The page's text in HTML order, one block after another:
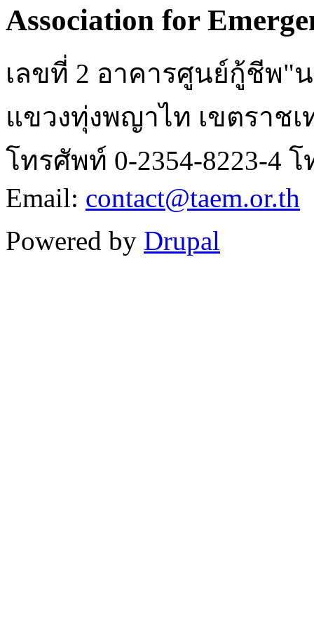
Association for
เลขที่ 2 อาคารศูนย์กู้ชีพ"
แขวงทุ่งพญาไท เขตราชเ
โทรศัพท์ 0-2354-8223-4 โ
Email: contact@taem.or.th
Powered by Drupal